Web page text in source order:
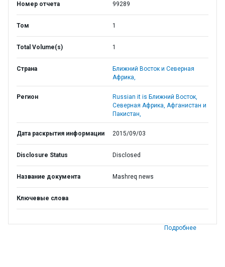
Номер отчета 99289
Том 1
Total Volume(s) 1
Страна
Ближний Восток и Северная
Африка,
Регион
Russian it is Ближний Восток,
Северная Африка, Афганистан и
Пакистан,
Дата раскрытия информации 2015/09/03
Disclosure Status Disclosed
Название документа Mashreq news
Ключевые слова
Подробнее